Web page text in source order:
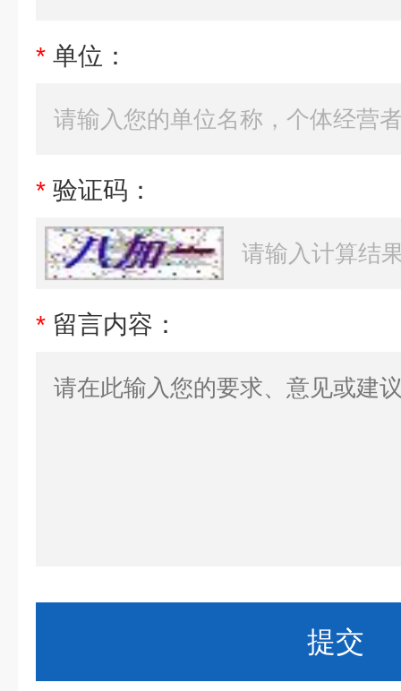
* 单位：
* 验证码：
* 留言内容：